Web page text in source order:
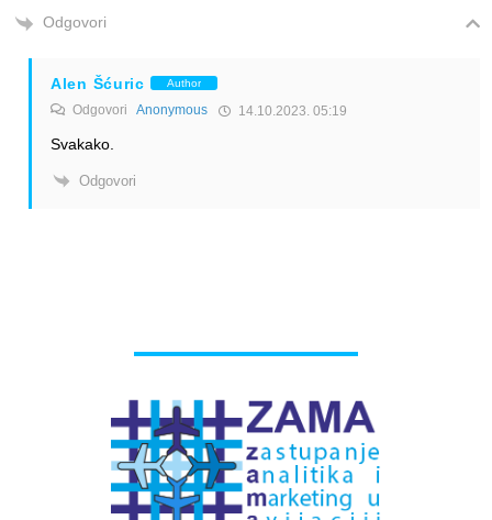
Odgovori
Alen Šćuric Author
Odgovori Anonymous 14.10.2023. 05:19
Svakako.
Odgovori